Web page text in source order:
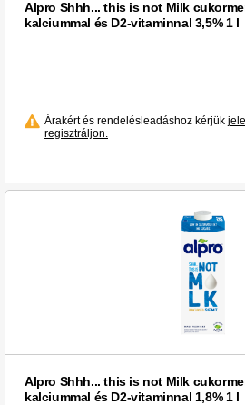
Alpro Shhh... this is not Milk
kalciummal és D2-vitaminnal 3,5% 1 l
Árakért és rendelésleadáshoz kérjük
regisztráljon.
Alpro Shhh... this is not Milk
kalciummal és D2-vitaminnal 1,8% 1 l